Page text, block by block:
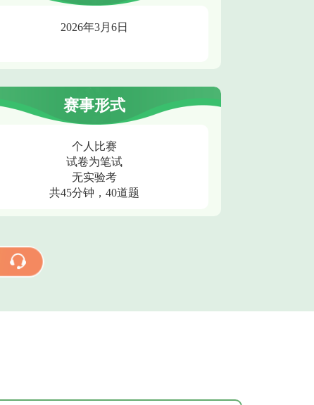
2026年3月6日
赛事形式
个人比赛
试卷为笔试
无实验考
共45分钟，40道题